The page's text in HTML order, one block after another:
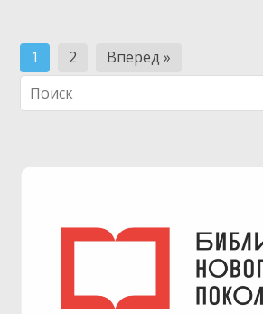
Навигация
по
записям
1 2 Вперед »